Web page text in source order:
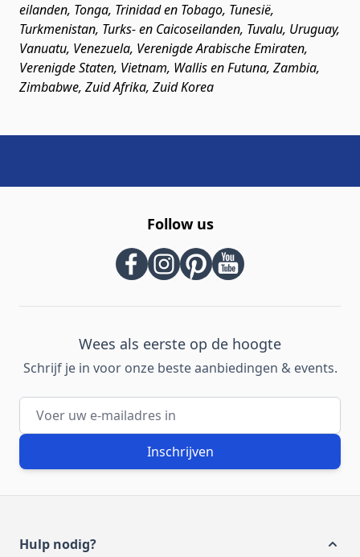
eilanden, Tonga, Trinidad en Tobago, Tunesië,
Turkmenistan, Turks- en Caicoseilanden, Tuvalu, Uruguay,
Vanuatu, Venezuela, Verenigde Arabische Emiraten,
Verenigde Staten, Vietnam, Wallis en Futuna, Zambia,
Zimbabwe, Zuid Afrika, Zuid Korea
Follow us
Wees als eerste op de hoogte
Schrijf je in voor onze beste aanbiedingen & events.
E-mailadres
Inschrijven
Hulp nodig?